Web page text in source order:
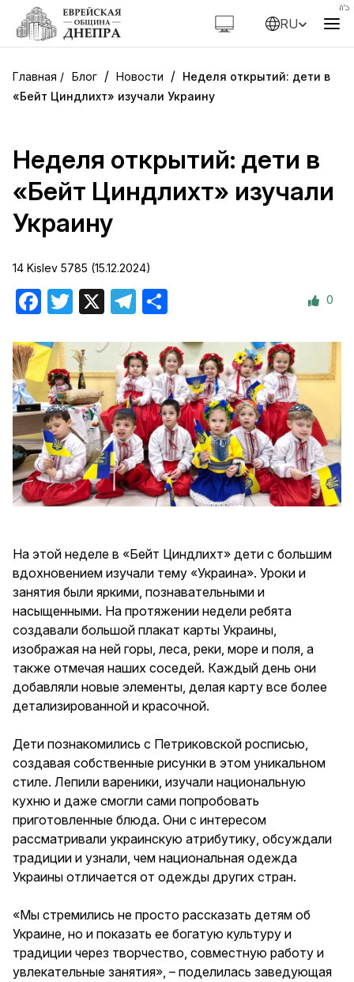
RU
Блог / Новости / Неделя открытий: дети в
«Бейт Циндлихт» изучали Украину
Неделя открытий: дети в
«Бейт Циндлихт» изучали
Украину
14 Kislev 5785 (15.12.2024)
Facebook
Twitter Telegram 0
На этой неделе в «Бейт Циндлихт» дети с большим
вдохновением изучали тему «Украина». Уроки и
занятия были яркими, познавательными и
насыщенными. На протяжении недели ребята
создавали большой плакат карты Украины,
изображая на ней горы, леса, реки, море и поля, а
также отмечая наших соседей. Каждый день они
добавляли новые элементы, делая карту все более
детализированной и красочной.
Дети познакомились с Петриковской росписью,
создавая собственные рисунки в этом уникальном
стиле. Лепили вареники, изучали национальную
кухню и даже смогли сами попробовать
приготовленные блюда. Они с интересом
рассматривали украинскую атрибутику, обсуждали
традиции и узнали, чем национальная одежда
Украины отличается от одежды других стран.
«Мы стремились не просто рассказать детям об
Украине, но и показать ее богатую культуру и
традиции через творчество, совместную работу и
увлекательные занятия», – поделилась заведующая